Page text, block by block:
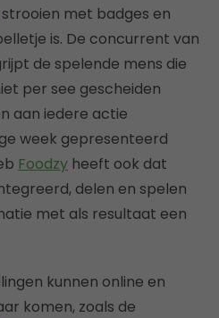
strooien met badges en
is. De concurrent van
de spelende mens die
per see gescheiden
aan iedere actie
week gepresenteerd
Foodzy heeft ook dat
delen en spelen
met als resultaat een
kunnen online en
komen, zoals de